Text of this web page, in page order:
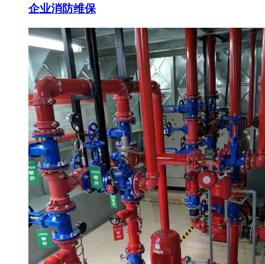
企业消防维保